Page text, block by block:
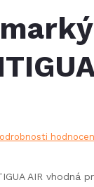
AIR vhodná